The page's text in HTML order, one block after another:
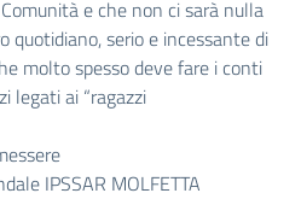
e che non ci sarà nulla
quotidiano, serio e incessante di
molto spesso deve fare i conti
legati ai “ragazzi
IPSSAR MOLFETTA